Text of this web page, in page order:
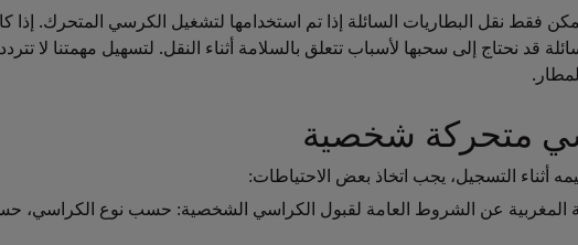
فقط نقل البطاريات السائلة إذا تم استخدامها لتشغيل الكرسي المتحرك. إذا
قد نحتاج إلى سحبها لأسباب تتعلق بالسلامة أثناء النقل. لتسهيل مهمتنا
متحركة شخصية
أثناء التسجيل، يجب اتخاذ بعض الاحتياطات:
عن الشروط العامة لقبول الكراسي الشخصية: حسب نوع الكراسي، حسب